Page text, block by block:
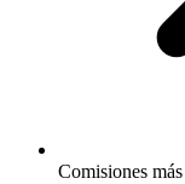
Comisiones